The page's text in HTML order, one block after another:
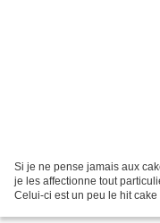
Si je ne pense jamais aux
je les affectionne tout
Celui-ci est un peu le hit